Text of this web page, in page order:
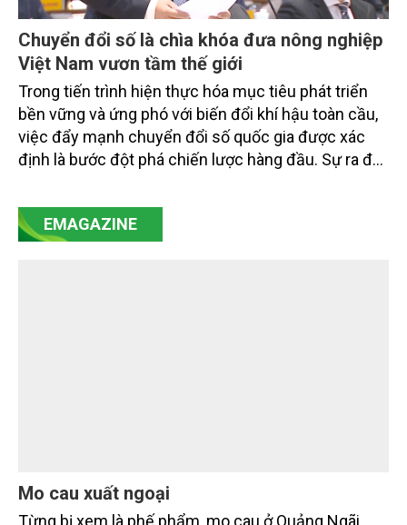
Chuyển đổi số là chìa khóa đưa nông nghiệp
Việt Nam vươn tầm thế giới
Trong tiến trình hiện thực hóa mục tiêu phát triển
bền vững và ứng phó với biến đổi khí hậu toàn cầu,
việc đẩy mạnh chuyển đổi số quốc gia được xác
định là bước đột phá chiến lược hàng đầu. Sự ra đời
mạnh mẽ, thúc đẩy quá trình cải cách toàn diện,
minh bạch hóa chuỗi cung ứng và nâng cao hiệu
EMAGAZINE